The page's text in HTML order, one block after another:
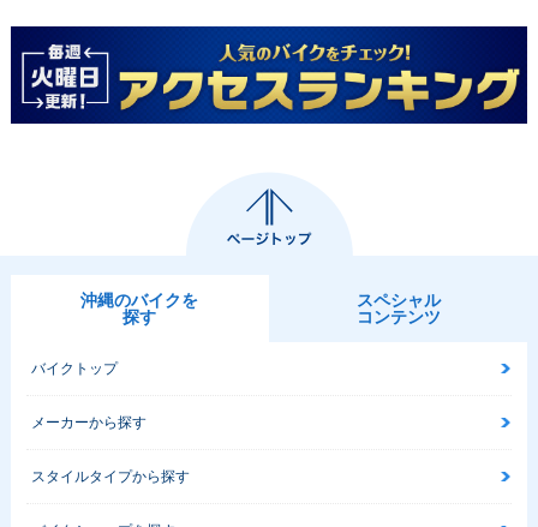
沖縄のバイクを
探す
スペシャル
コンテンツ
バイクトップ
メーカーから探す
スタイルタイプから探す